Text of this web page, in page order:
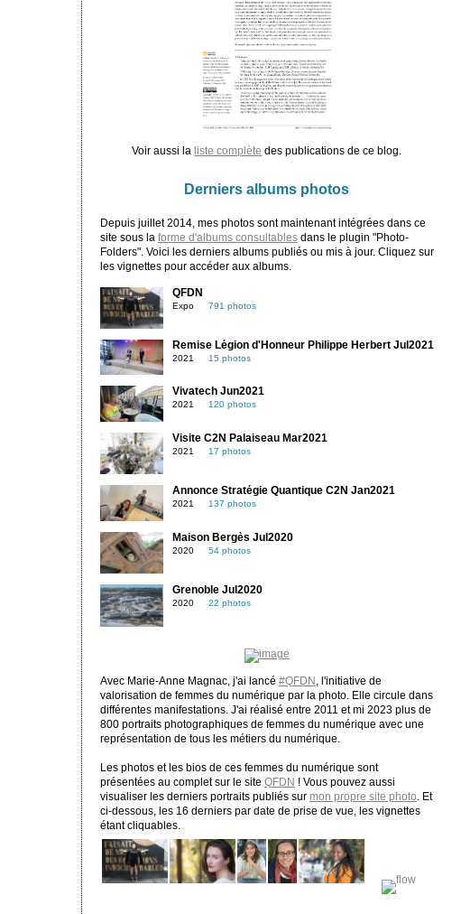
Voir aussi la liste complète des publications de ce blog.
Derniers albums photos
Depuis juillet 2014, mes photos sont maintenant intégrées dans ce
site sous la forme d'albums consultablesdans le plugin "Photo-
Folders". Voici les derniers albums publiés ou mis à jour. Cliquez sur
les vignettes pour accéder aux albums.
QFDN
Expo 791 photos
Remise Légion d'Honneur Philippe Herbert Jul2021
2021 15 photos
Vivatech Jun2021
2021 120 photos
Visite C2N Palaiseau Mar2021
2021 17 photos
Annonce Stratégie Quantique C2N Jan2021
2021 137 photos
Maison Bergès Jul2020
2020 54 photos
Grenoble Jul2020
2020 22 photos
Avec Marie-Anne Magnac, j'ai lancé #QFDN
, l'initiative de
valorisation de femmes du numérique par la photo. Elle circule dans
différentes manifestations. J'ai réalisé entre 2011 et mi 2023 plus de
800 portraits photographiques de femmes du numérique avec une
représentation de tous les métiers du numérique.
Les photos et les bios de ces femmes du numérique sont
présentées au complet sur le site QFDN ! Vous pouvez aussi
visualiser les derniers portraits publiés sur mon propre site photo . Et
ci-dessous, les 16 derniers par date de prise de vue, les vignettes
étant cliquables.